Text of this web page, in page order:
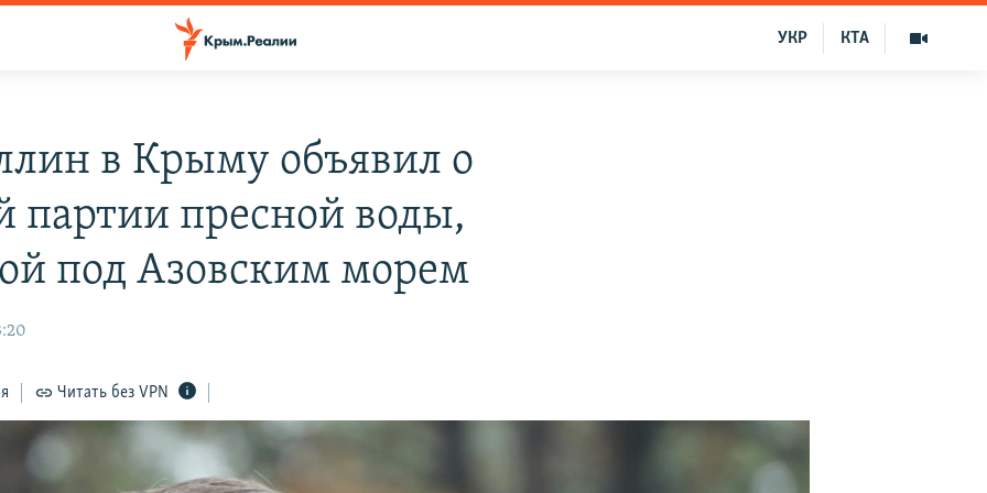
КТА
УКР
в Крыму объявил о
партии пресной воды,
под Азовским морем
Читать без VPN